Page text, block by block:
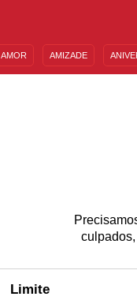
AMOR AMIZADE
Limite